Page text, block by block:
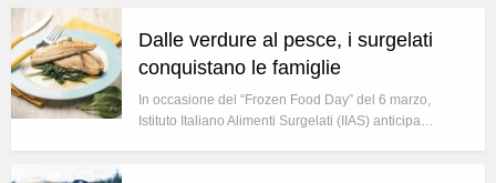
Dalle verdure al pesce, i surgelati
conquistano le famiglie
In occasione del “Frozen Food Day” del 6 marzo,
Istituto Italiano Alimenti Surgelati (IIAS) anticipa…